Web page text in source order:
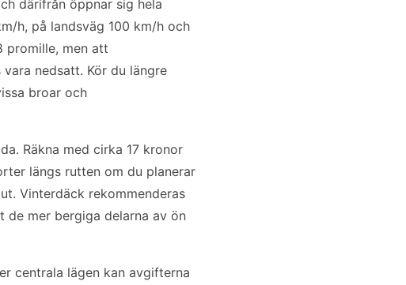
därifrån öppnar sig hela
h, på landsväg 100 km/h och
promille, men att
nedsatt. Kör du längre
broar och
Räkna med cirka 17 kronor
längs rutten om du planerar
Vinterdäck rekommenderas
de mer bergiga delarna av ön
centrala lägen kan avgifterna